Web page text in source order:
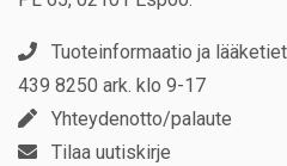
Tuoteinformaatio ja
439 8250 ark. klo 9-17
Yhteydenotto/palaute
Tilaa uutiskirje